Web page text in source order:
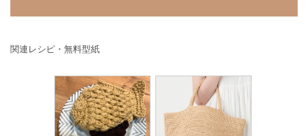
関連レシピ・無料型紙